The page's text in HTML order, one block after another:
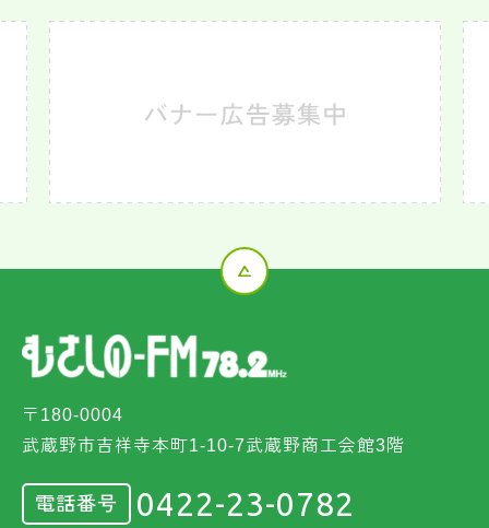
〒180-0004
武蔵野市吉祥寺本町1-10-7武蔵野商工会館3階
電話番号 0422-23-0782